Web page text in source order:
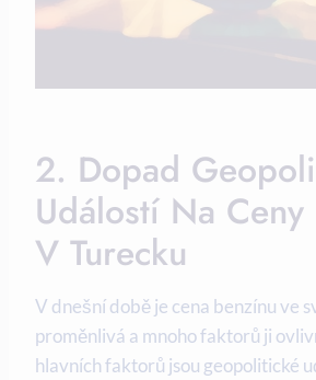
2. Dopad
Událostí Na Ceny
V Turecku
V dnešní době je cena benzínu ve
proměnlivá a mnoho faktorů ji
hlavních faktorů jsou geopolitické